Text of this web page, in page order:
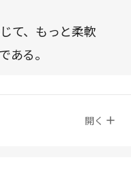
て、もっと柔軟
ある。
開く